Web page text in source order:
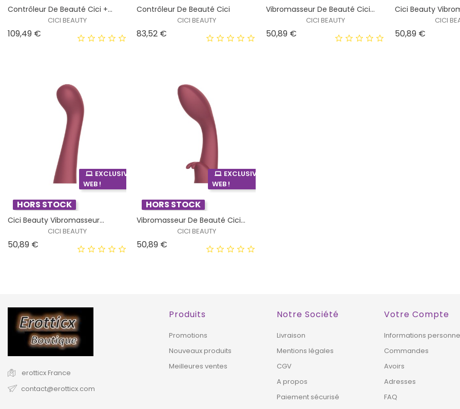
Contrôleur De Beauté Cici +...
CICI BEAUTY
109,49 €
Contrôleur De Beauté Cici
CICI BEAUTY
83,52 €
Vibromasseur De Beauté Cici...
CICI BEAUTY
50,89 €Prix
Cici Beauty
CICI
50,89 €
EXCLUSIVITÉ
WEB !
HORS STOCK
Cici Beauty Vibromasseur...
CICI BEAUTY
50,89 €
EXCLUSIVITÉ
WEB !
HORS STOCK
Vibromasseur De Beauté Cici...
CICI BEAUTY
50,89 €
erotticx France
contact@erotticx.com
Produits
Promotions
Nouveaux produits
Meilleures ventes
Notre Société
Livraison
Mentions légales
CGV
A propos
Paiement sécurisé
Votre Compte
Informations
Commandes
Avoirs
Adresses
FAQ